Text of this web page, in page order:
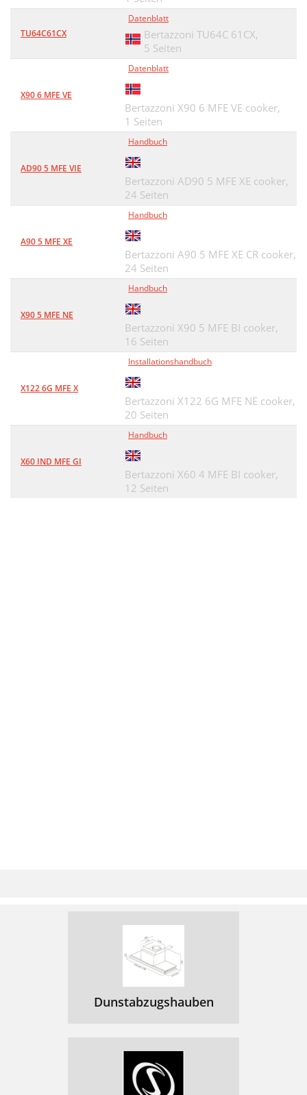
TU64C61CX
Datenblatt
Bertazzoni TU64C 61CX,
5 Seiten
X90 6 MFE VE
Datenblatt
Bertazzoni X90 6 MFE VE cooker,
1 Seiten
AD90 5 MFE VIE
Handbuch
Bertazzoni AD90 5 MFE XE cooker,
24 Seiten
A90 5 MFE XE
Handbuch
Bertazzoni A90 5 MFE XE CR cooker,
24 Seiten
X90 5 MFE NE
Handbuch
Bertazzoni X90 5 MFE BI cooker,
16 Seiten
X122 6G MFE X
Installationshandbuch
Bertazzoni X122 6G MFE NE cooker,
20 Seiten
X60 IND MFE GI
Handbuch
Bertazzoni X60 4 MFE BI cooker,
12 Seiten
Dunstabzugshauben